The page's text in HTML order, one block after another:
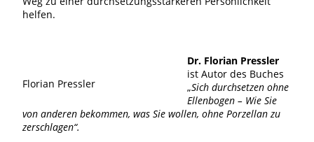
helfen.
Florian Pressler
Dr. Florian Pressler
ist Autor des Buches
„Sich durchsetzen ohne
Ellenbogen – Wie Sie
von anderen bekommen, was Sie wollen, ohne Porzellan zu
zerschlagen“.